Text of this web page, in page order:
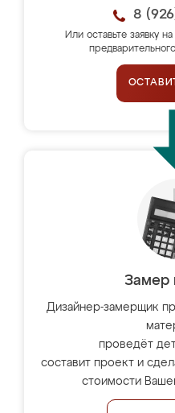
8
Или оставьте заявку
Замер
Дизайнер-замерщик
проведёт
составит проект и
стоимости